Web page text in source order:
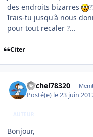
des endroits bizarres
Irais-tu jusqu'à nous
pour tout recaler ?...
Citer
michel78320
Posté(e) le 23 juin
AUTEUR
Bonjour,